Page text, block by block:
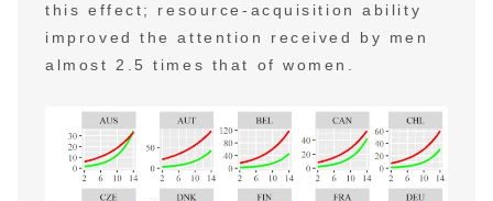
this effect; resource-acquisition ability
improved the attention received by men
almost 2.5 times that of women.